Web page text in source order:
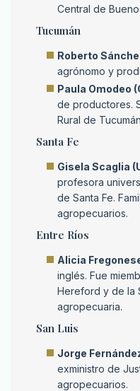
Central de
Tucumán
Roberto
agrónomo y
Paula Omodeo
de productores.
Rural de
Santa Fe
Gisela Scaglia
profesora
de Santa Fe.
agropecuarios.
Entre Ríos
Alicia
inglés. Fue
Hereford y de la
agropecuaria.
San Luis
Jorge Fernández
exministro de
agropecuarios.